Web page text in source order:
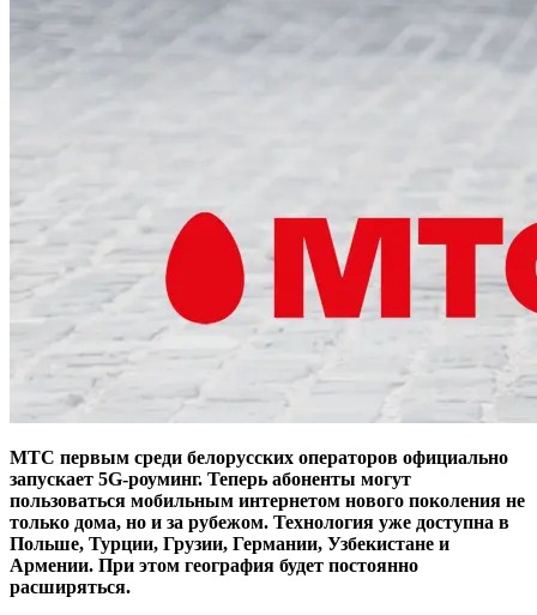
МТС первым среди белорусских операторов официально
запускает 5G-роуминг. Теперь абоненты могут
пользоваться мобильным интернетом нового поколения не
только дома, но и за рубежом. Технология уже доступна в
Польше, Турции, Грузии, Германии, Узбекистане и
Армении. При этом география будет постоянно
расширяться.